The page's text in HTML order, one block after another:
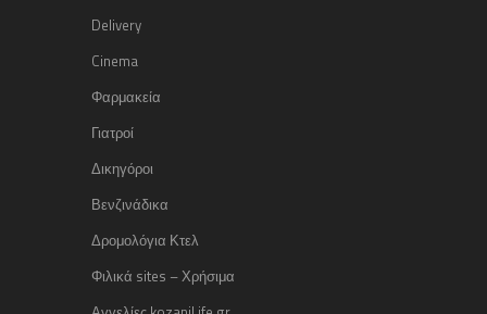
Delivery
Cinema
Φαρμακεία
Γιατροί
Δικηγόροι
Βενζινάδικα
Δρομολόγια Κτελ
Φιλικά sites – Χρήσιμα